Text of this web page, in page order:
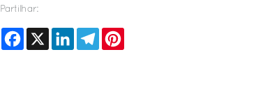
Partilhar:
Facebook
X LinkedInTelegram